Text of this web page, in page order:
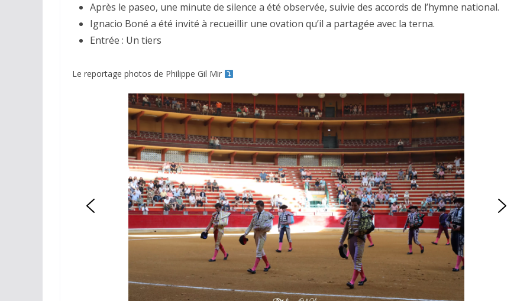
Après le paseo, une minute de silence a été observée, suivie des accords de l’hymne national.
Ignacio Boné a été invité à recueillir une ovation qu’il a partagée avec la terna.
Entrée : Un tiers
Le reportage photos de Philippe Gil Mir
ACTUALITÉS TAURINES
CHRONIQUES TAURINES 2026
Arles : au seuil des
espérances.
02/04/2026 Olivier Castelnau
ACTUALITÉS TAURINES
CHRONIQUES TAURINES 2026
Istres : la feria des
ultimes émotions
18/06/2026 Olivier Castelnau